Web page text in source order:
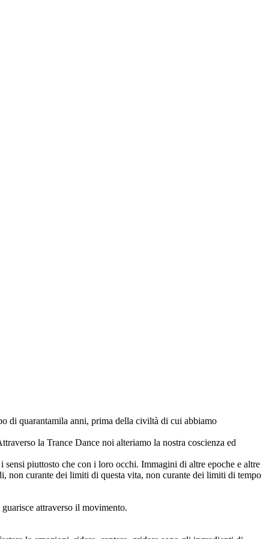
di quarantamila anni, prima della civiltà di cui abbiamo
la Trance Dance noi alteriamo la nostra coscienza ed
piuttosto che con i loro occhi. Immagini di altre epoche e altre
non curante dei limiti di questa vita, non curante dei limiti di tempo
attraverso il movimento.